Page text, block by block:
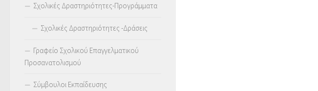
Σχολικές Δραστηριότητες-Προγράμματα
Σχολικές Δραστηριότητες -Δράσεις
Γραφείο Σχολικού Επαγγελματικού
Προσανατολισμού
Σύμβουλοι Εκπαίδευσης